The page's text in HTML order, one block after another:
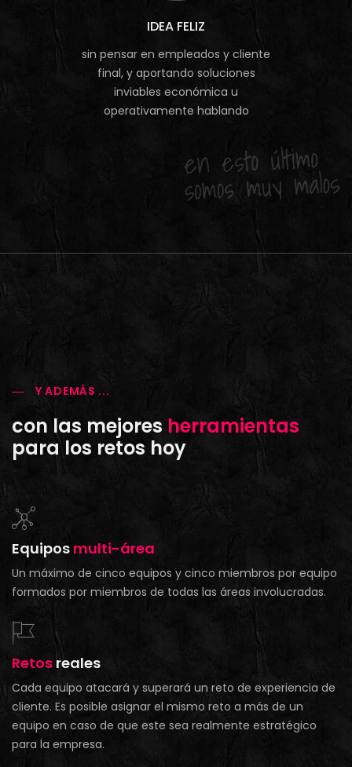
IDEA FELIZ
sin pensar en empleados y cliente
final, y aportando soluciones
inviables económica u
operativamente hablando
Y ADEMÁS ...
con las mejores herramientas
para los retos hoy
Equipos multi-área
Un máximo de cinco equipos y cinco miembros por equipo
formados por miembros de todas las áreas involucradas.
Retos reales
Cada equipo atacará y superará un reto de experiencia de
cliente. Es posible asignar el mismo reto a más de un
equipo en caso de que este sea realmente estratégico
para la empresa.